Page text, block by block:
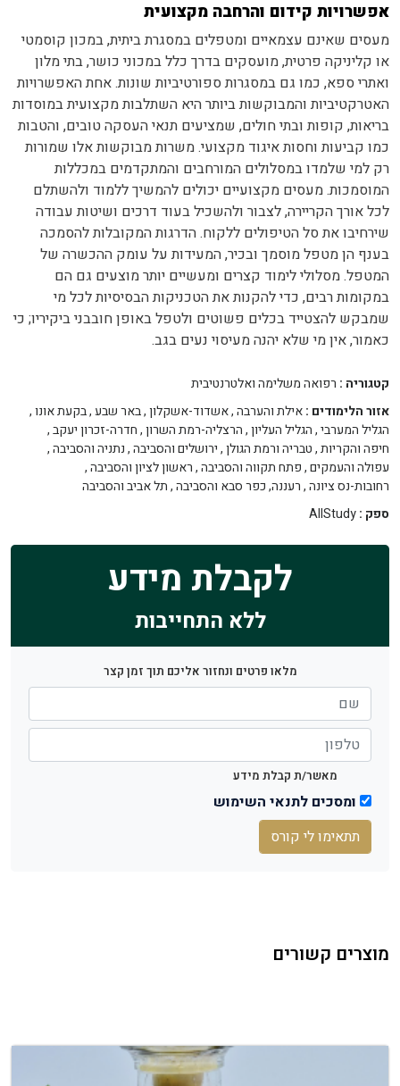
אפשרויות קידום והרחבה מקצועית
מעסים שאינם עצמאיים ומטפלים במסגרת ביתית, במכון קוסמטי
או קליניקה פרטית, מועסקים בדרך כלל במכוני כושר, בתי מלון
ואתרי ספא, כמו גם במסגרות ספורטיביות שונות. אחת האפשרויות
האטרקטיביות והמבוקשות ביותר היא השתלבות מקצועית במוסדות
בריאות, קופות ובתי חולים, שמציעים תנאי העסקה טובים, והטבות
כמו קביעות וחסות איגוד מקצועי. משרות מבוקשות אלו שמורות
רק למי שלמדו במסלולים המורחבים והמתקדמים במכללות
המוסמכות. מעסים מקצועיים יכולים להמשיך ללמוד ולהשתלם
לכל אורך הקריירה, לצבור ולהשכיל בעוד דרכים ושיטות עבודה
שירחיבו את סל הטיפולים ללקוח. הדרגות המקובלות להסמכה
בענף הן מטפל מוסמך ובכיר, המעידות על עומק ההכשרה של
המטפל. מסלולי לימוד קצרים ומעשיים יותר מוצעים גם הם
במקומות רבים, כדי להקנות את הטכניקות הבסיסיות לכל מי
שמבקש להצטייד בכלים פשוטים ולטפל באופן חובבני ביקיריו; כי
כאמור, אין מי שלא יהנה מעיסוי נעים בגב.
קטגוריה : רפואה משלימה ואלטרנטיבית
אזור הלימודים :אילת והערבה,אשדוד-אשקלון,באר שבע,בקעת אונו,
הגליל המערבי,הגליל העליון,הרצליה-רמת השרון,חדרה-זכרון יעקב,
חיפה והקריות,טבריה ורמת הגולן,ירושלים והסביבה,נתניה והסביבה,
עפולה והעמקים,פתח תקווה והסביבה,ראשון לציון והסביבה,
רחובות-נס ציונה,רעננה, כפר סבא והסביבה,תל אביב והסביבה
ספק :AllStudy
לקבלת מידע
ללא התחייבות
מלאו פרטים ונחזור אליכם תוך זמן קצר
מאשר/ת קבלת מידע
ומסכים לתנאי השימוש
תתאימו לי קורס
מוצרים קשורים